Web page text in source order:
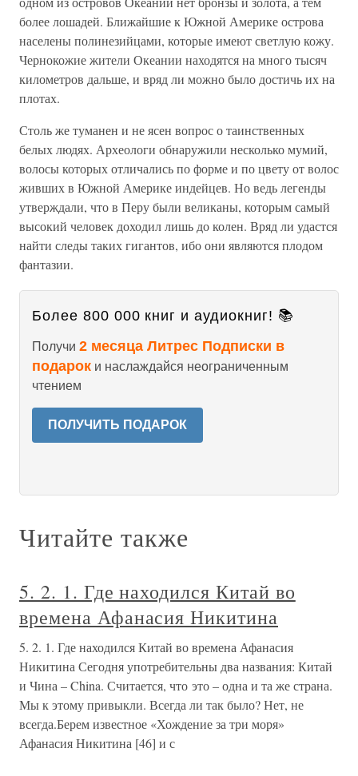
более лошадей. Ближайшие к Южной Америке острова
населены полинезийцами, которые имеют светлую кожу.
Чернокожие жители Океании находятся на много тысяч
километров дальше, и вряд ли можно было достичь их на
плотах.
Столь же туманен и не ясен вопрос о таинственных
белых людях. Археологи обнаружили несколько мумий,
волосы которых отличались по форме и по цвету от волос
живших в Южной Америке индейцев. Но ведь легенды
утверждали, что в Перу были великаны, которым самый
высокий человек доходил лишь до колен. Вряд ли удастся
найти следы таких гигантов, ибо они являются плодом
фантазии.
Более 800 000 книг и аудиокниг! 📚
Получи 2 месяца Литрес Подписки в
подарок и наслаждайся неограниченным
чтением
ПОЛУЧИТЬ ПОДАРОК
Читайте также
5. 2. 1. Где находился Китай во
времена Афанасия Никитина
5. 2. 1. Где находился Китай во времена Афанасия
Никитина Сегодня употребительны два названия: Китай
и Чина – China. Считается, что это – одна и та же страна.
Мы к этому привыкли. Всегда ли так было? Нет, не
всегда.Берем известное «Хождение за три моря»
Афанасия Никитина [46] и с